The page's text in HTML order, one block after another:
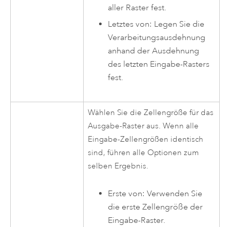
aller Raster fest.
Letztes von: Legen Sie die
Verarbeitungsausdehnung
anhand der Ausdehnung
des letzten Eingabe-Rasters
fest.
Wählen Sie die Zellengröße für das
Ausgabe-Raster aus. Wenn alle
Eingabe-Zellengrößen identisch
sind, führen alle Optionen zum
selben Ergebnis.
Erste von: Verwenden Sie
die erste Zellengröße der
Eingabe-Raster.